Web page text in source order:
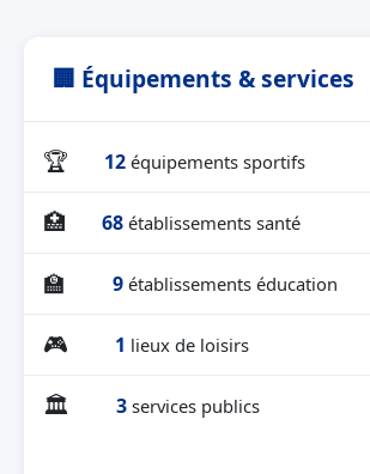
🏢 Équipements & services
🏆 12 équipements sportifs
🏥 68 établissements santé
🏫 9 établissements éducation
🎮 1 lieux de loisirs
🏛 3 services publics